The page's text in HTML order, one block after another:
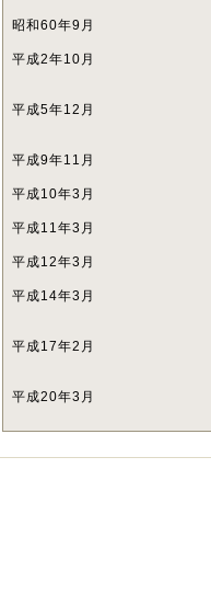
昭和60年9月
平成2年10月
平成5年12月
平成9年11月
平成10年3月
平成11年3月
平成12年3月
平成14年3月
平成17年2月
平成20年3月